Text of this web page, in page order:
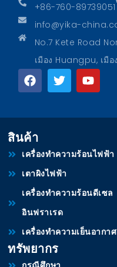
+86-760-89739051
info@yika-
No.7 Kete Road
เมือง Huangpu, เมื
สินค้า
เครื่องทำความร้อนไฟฟ้า
เตาผิงไฟฟ้า
เครื่องทำความร้อนดีเซล
อินฟราเรด
เครื่องทำความเย็นอากาศ
ทรัพยากร